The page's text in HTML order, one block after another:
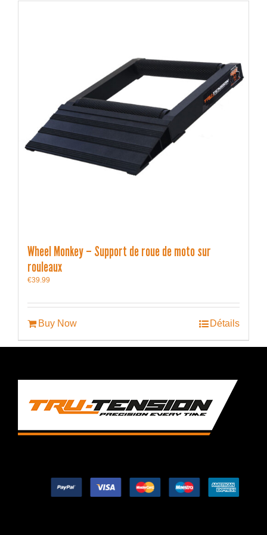
Wheel Monkey – Support de roue de moto sur
rouleaux
€39.99
Buy Now Détails